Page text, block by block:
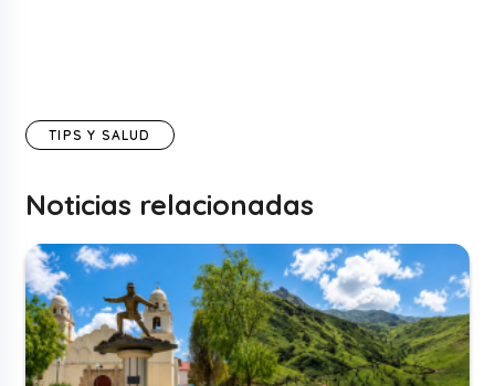
TIPS Y SALUD
Noticias relacionadas